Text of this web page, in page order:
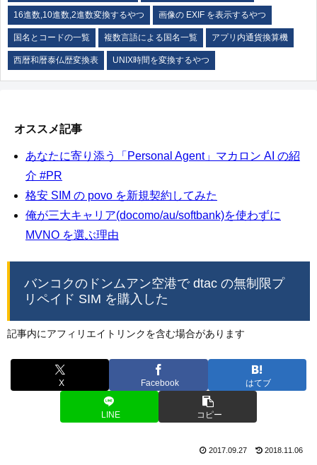
16進数,10進数,2進数変換するやつ 画像の EXIF を表示するやつ
国名とコードの一覧 複数言語による国名一覧 アプリ内通貨換算機
西暦和暦泰仏歴変換表 UNIX時間を変換するやつ
オススメ記事
あなたに寄り添う「Personal Agent」マカロン AI の紹
介 #PR
格安 SIM の povo を新規契約してみた
俺が三大キャリア(docomo/au/softbank)を使わずに
MVNO を選ぶ理由
バンコクのドンムアン空港で dtac の無制限プ
リペイド SIM を購入した
記事内にアフィリエイトリンクを含む場合があります
X Facebook はてブ
LINE コピー
2017.09.27 2018.11.06